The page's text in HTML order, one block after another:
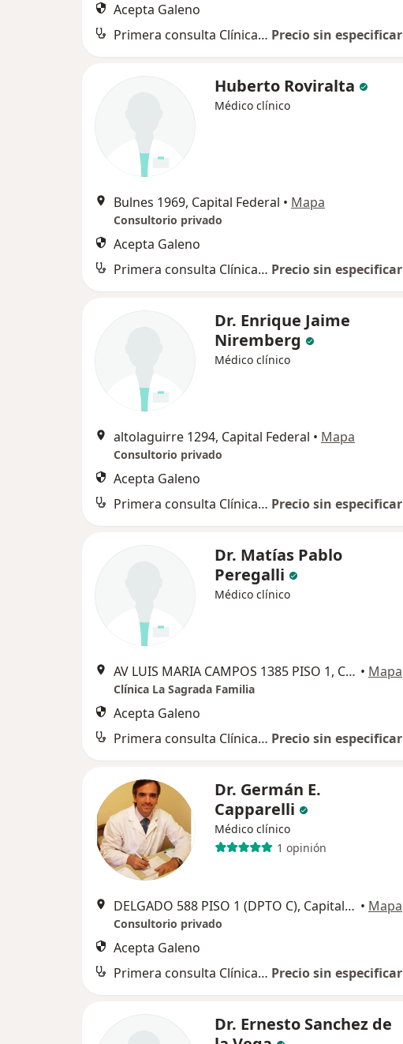
Acepta Galeno
Primera consulta Clínica Médica Precio sin especificar
Huberto Roviralta
Médico clínico
Bulnes 1969, Capital Federal • Mapa
Consultorio privado
Acepta Galeno
Primera consulta Clínica Médica Precio sin especificar
Dr. Enrique Jaime
Niremberg
Médico clínico
altolaguirre 1294, Capital Federal • Mapa
Consultorio privado
Acepta Galeno
Primera consulta Clínica Médica Precio sin especificar
Dr. Matías Pablo
Peregalli
Médico clínico
AV LUIS MARIA CAMPOS 1385 PISO 1, Capital Federal • Mapa
Clínica La Sagrada Familia
Acepta Galeno
Primera consulta Clínica Médica Precio sin especificar
Dr. Germán E.
Capparelli
Médico clínico
1 opinión
DELGADO 588 PISO 1 (DPTO C), Capital Federal • Mapa
Consultorio privado
Acepta Galeno
Primera consulta Clínica Médica Precio sin especificar
Dr. Ernesto Sanchez de